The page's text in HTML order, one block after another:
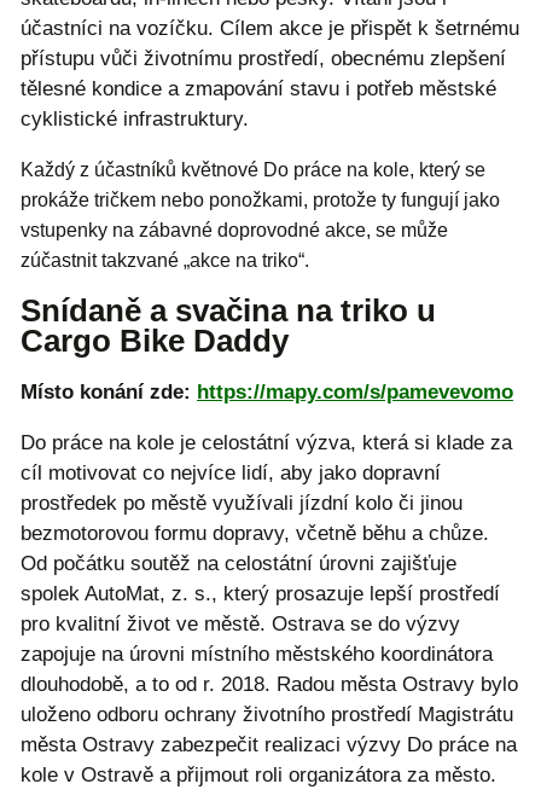
účastníci na vozíčku. Cílem akce je přispět k šetrnému
přístupu vůči životnímu prostředí, obecnému zlepšení
tělesné kondice a zmapování stavu i potřeb městské
cyklistické infrastruktury.
Každý z účastníků květnové Do práce na kole, který se
prokáže tričkem nebo ponožkami, protože ty fungují jako
vstupenky na zábavné doprovodné akce, se může
zúčastnit takzvané „akce na triko“.
Snídaně a svačina na triko u
Cargo Bike Daddy
Místo konání zde: https://mapy.com/s/pamevevomo
Do práce na kole je celostátní výzva, která si klade za
cíl motivovat co nejvíce lidí, aby jako dopravní
prostředek po městě využívali jízdní kolo či jinou
bezmotorovou formu dopravy, včetně běhu a chůze.
Od počátku soutěž na celostátní úrovni zajišťuje
spolek AutoMat, z. s., který prosazuje lepší prostředí
pro kvalitní život ve městě. Ostrava se do výzvy
zapojuje na úrovni místního městského koordinátora
dlouhodobě, a to od r. 2018. Radou města Ostravy bylo
uloženo odboru ochrany životního prostředí Magistrátu
města Ostravy zabezpečit realizaci výzvy Do práce na
kole v Ostravě a přijmout roli organizátora za město.